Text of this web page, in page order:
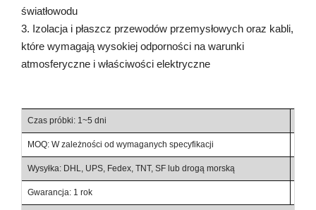
światłowodu
3. Izolacja i płaszcz przewodów przemysłowych oraz kabli,
które wymagają wysokiej odporności na warunki
atmosferyczne i właściwości elektryczne
Czas próbki: 1~5 dni
MOQ: W zależności od wymaganych specyfikacji
Wysyłka: DHL, UPS, Fedex, TNT, SF lub drogą morską
Gwarancja: 1 rok